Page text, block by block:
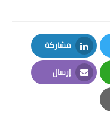
مشاركة
LinkedIn
إرسال
Email